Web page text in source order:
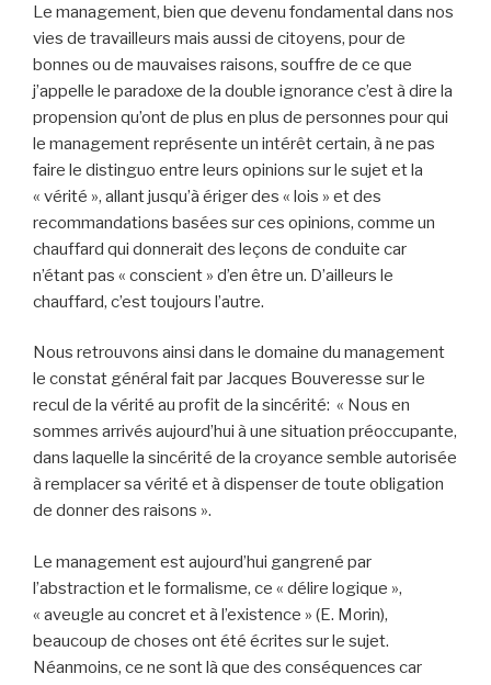
Le management, bien que devenu fondamental dans nos
vies de travailleurs mais aussi de citoyens, pour de
bonnes ou de mauvaises raisons, souffre de ce que
j’appelle le paradoxe de la double ignorance c’est à dire la
propension qu’ont de plus en plus de personnes pour qui
le management représente un intérêt certain, à ne pas
faire le distinguo entre leurs opinions sur le sujet et la
« vérité », allant jusqu’à ériger des « lois » et des
recommandations basées sur ces opinions, comme un
chauffard qui donnerait des leçons de conduite car
n’étant pas « conscient » d’en être un. D’ailleurs le
chauffard, c’est toujours l’autre.
Nous retrouvons ainsi dans le domaine du management
le constat général fait par Jacques Bouveresse sur le
recul de la vérité au profit de la sincérité: « Nous en
sommes arrivés aujourd’hui à une situation préoccupante,
dans laquelle la sincérité de la croyance semble autorisée
à remplacer sa vérité et à dispenser de toute obligation
de donner des raisons ».
Le management est aujourd’hui gangrené par
l’abstraction et le formalisme, ce « délire logique »,
« aveugle au concret et à l’existence » (E. Morin),
beaucoup de choses ont été écrites sur le sujet.
Néanmoins, ce ne sont là que des conséquences car